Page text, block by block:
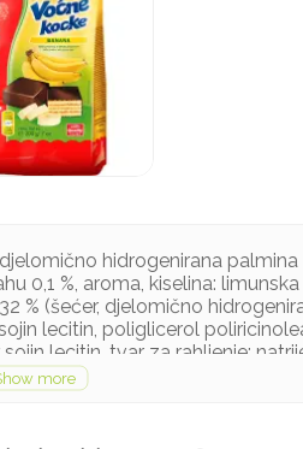
hidrogenirana
0,1 %, aroma, kiselina:
% (šećer, djelomično
lecitin, poliglicerol
lecitin, tvar za rahljenje: